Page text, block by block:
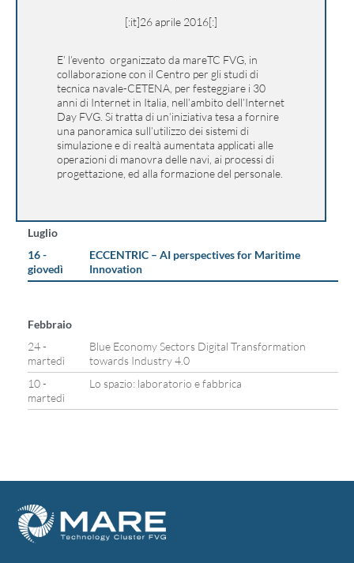
[:it]26 aprile 2016[:]
E’ l’evento organizzato da mareTC FVG, in
collaborazione con il Centro per gli studi di
tecnica navale-CETENA, per festeggiare i 30
anni di Internet in Italia, nell’ambito dell’Internet
Day FVG. Si tratta di un’iniziativa tesa a fornire
una panoramica sull’utilizzo dei sistemi di
simulazione e di realtà aumentata applicati alle
operazioni di manovra delle navi, ai processi di
progettazione, ed alla formazione del personale.
Luglio
16 -
giovedì
ECCENTRIC – AI perspectives for Maritime
Innovation
Febbraio
24 -
martedì
Blue Economy Sectors Digital Transformation
towards Industry 4.0
10 -
martedì
Lo spazio: laboratorio e fabbrica